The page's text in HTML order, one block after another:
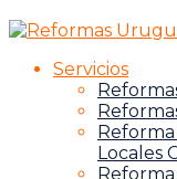
Servicios
Locales